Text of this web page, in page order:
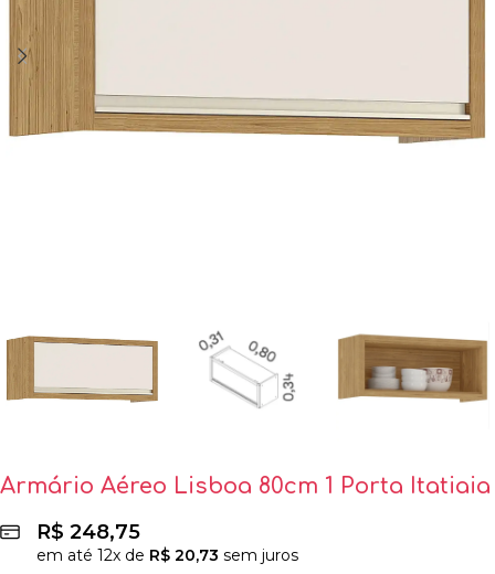
Armário Aéreo Lisboa 80cm 1 Porta Itatiaia
R$ 248,75
em até 12x de R$ 20,73 sem juros